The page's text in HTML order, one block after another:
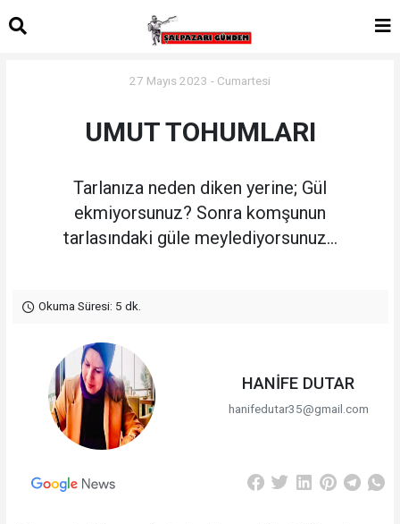
27 Mayıs 2023 - Cumartesi
UMUT TOHUMLARI
Tarlanıza neden diken yerine; Gül
ekmiyorsunuz? Sonra komşunun
tarlasındaki güle meylediyorsunuz…
Okuma Süresi: 5 dk.
HANİFE DUTAR
hanifedutar35@gmail.com